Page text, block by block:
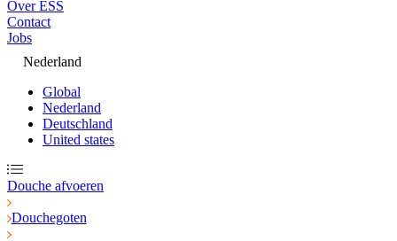
Over ESS
Contact
Jobs
Nederland
Global
Nederland
Deutschland
United states
Douche afvoeren
Douchegoten